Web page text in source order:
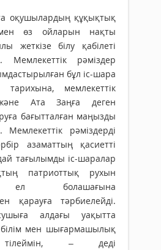
оқушылардың құқықтық
өз ойларын нақты
жеткізе білу қабілеті
Мемлекеттік рәміздер
бұл іс-шара
мемлекеттік
Ата Заңға деген
бағытталған маңызды
рәміздерді
азаматтың қасиетті
тағылымды іс-шаралар
патриоттық рухын
ел бола­шағына
қарауға тәрбиелейді.
алдағы уақытта
білім мен шығармашылық
тілеймін, – деді